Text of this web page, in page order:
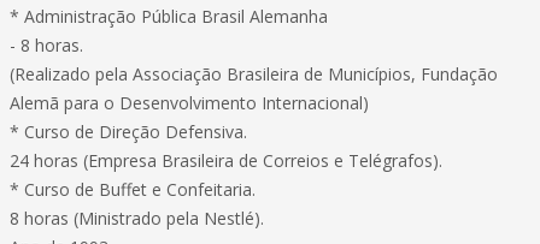
* Administração Pública Brasil Alemanha
- 8 horas.
(Realizado pela Associação Brasileira de Municípios, Fundação
Alemã para o Desenvolvimento Internacional)
* Curso de Direção Defensiva.
24 horas (Empresa Brasileira de Correios e Telégrafos).
* Curso de Buffet e Confeitaria.
8 horas (Ministrado pela Nestlé).